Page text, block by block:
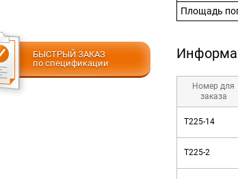
БЫСТРЫЙ ЗАКАЗ
по спецификации
Площадь
Номер для
заказа
T225-14
T225-2